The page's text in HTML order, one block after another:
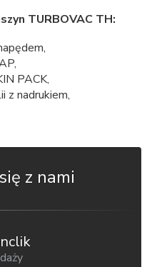
TURBOVAC TH:
PACK,
z nadrukiem,
z nami